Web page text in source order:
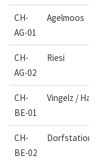
CH-
AG-01
Agelmoos
CH-
AG-02
Riesi
CH-
BE-01
Vingelz /
CH-
BE-02
Dorfstation